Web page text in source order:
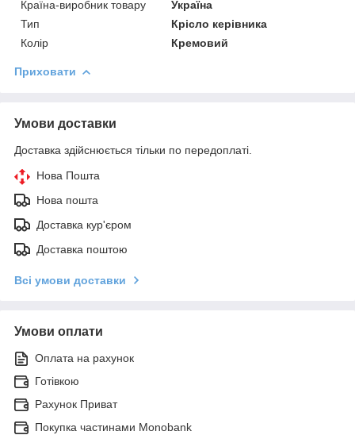
Країна-виробник товару
Україна
Тип
Крісло керівника
Колір
Кремовий
Приховати
Умови доставки
Доставка здійснюється тільки по передоплаті.
Нова Пошта
Нова пошта
Доставка кур'єром
Доставка поштою
Всі умови доставки
Умови оплати
Оплата на рахунок
Готівкою
Рахунок Приват
Покупка частинами Monobank